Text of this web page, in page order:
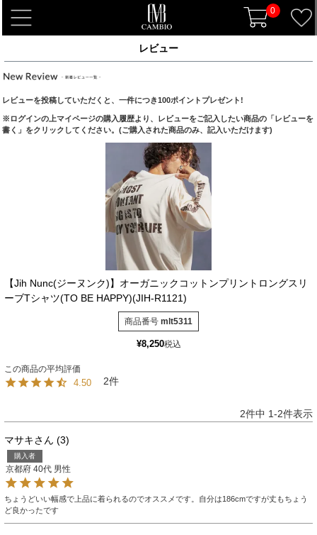
0
t
o
e
n
n
レビュー
レビューを投稿していただくと、一件につき100ポイントプレゼント!
※ログインの上マイページの購入履歴より、レビューをご記入したい商品の「レビューを
書く」をクリックしてください。(ご購入された商品のみ、記入いただけます)
【Jih Nunc(ジーヌンク)】オーガニックコットンプリントロングスリ
ーブTシャツ(TO BE HAPPY)(JIH-R1121)
商品番号 mlt5311
¥8,250税込
4.50 2
2件中 1-2件表示
マサキ 3
購入者
京都府 40代 男性
ちょうどいい幅感で上品に着られるのでオススメです。自分は186cmですが丈もちょう
ど良かったです